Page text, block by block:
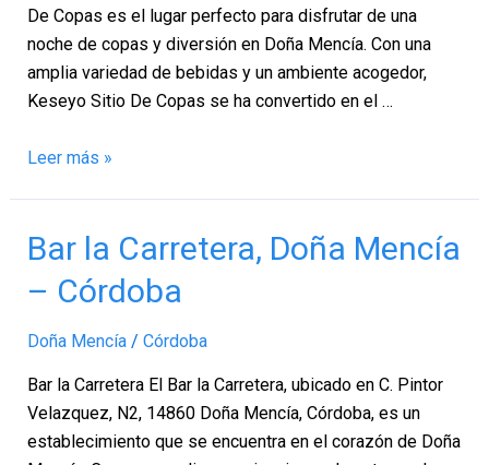
De Copas es el lugar perfecto para disfrutar de una
noche de copas y diversión en Doña Mencía. Con una
amplia variedad de bebidas y un ambiente acogedor,
Keseyo Sitio De Copas se ha convertido en el …
Córdoba
Leer más »
Bar la Carretera, Doña Mencía
– Córdoba
Doña Mencía/ Córdoba
Bar la Carretera El Bar la Carretera, ubicado en C. Pintor
Velazquez, N2, 14860 Doña Mencía, Córdoba, es un
establecimiento que se encuentra en el corazón de Doña
Bar
la
Carretera,
Mencía
–
Córdoba